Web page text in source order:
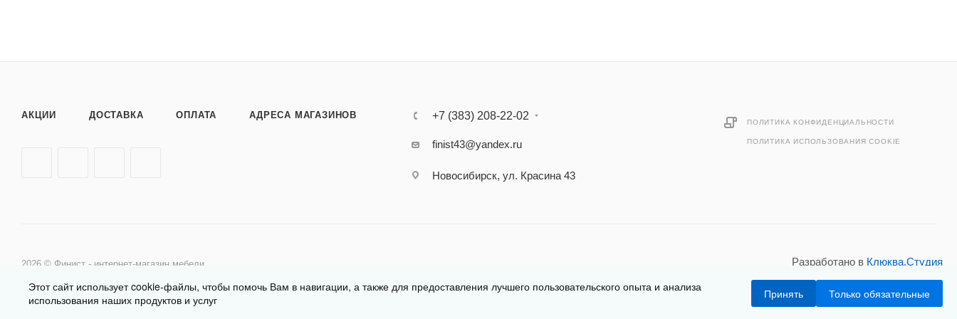
АКЦИИ ДОСТАВКА ОПЛАТА АДРЕСА МАГАЗИНОВ +7 (383) 208-22-02
finist43@yandex.ru
Новосибирск, ул. Красина 43
ПОЛИТИКА КОНФИДЕНЦИАЛЬНОСТИ
ПОЛИТИКА ИСПОЛЬЗОВАНИЯ COOKIE
Разработано в Клюква.Студия
2026 © Финист - интернет-магазин мебели
Этот сайт использует cookie-файлы, чтобы помочь Вам в навигации, а также для предоставления лучшего пользовательского опыта и анализа
использования наших продуктов и услуг
Принять Только обязательные